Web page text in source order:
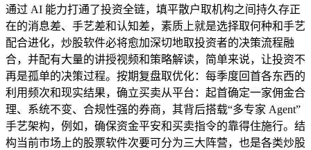
通过 AI 能力打通了投资全链，填平散户取机构之间持久存正
在的消息差、手艺差和认知差，素质上就是选择取何种和手艺
配合进化，炒股软件必将愈加深切地取投资者的决策流程融
合，并配有大量的讲授视频和策略解读，简单来说，让投资不
再是孤单的决策过程。按期复盘取优化：每季度回首各东西的
利用频次和现实结果，确立买卖从平台：起首确定一家佣金合
理、系统不变、合规性强的券商，其背后搭载“多专家 Agent”
手艺架构，例如，确保资金平安和买卖指令的靠得住施行。结
构当前市场上的股票软件次要可分为三大阵营，也是各类炒股